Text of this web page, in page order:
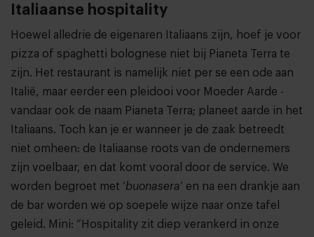
Italiaanse hospitality
Hoewel alledrie de eigenaren Italiaans zijn, hoef je voor
pizza of spaghetti bolognese niet bij Pianeta Terra te
zijn. Het restaurant is namelijk niet per se een ode aan
Italië, maar eerder een pleidooi voor Moeder Aarde -
vandaar ook de naam Pianeta Terra; planeet aarde in het
Italiaans. Toch kan je er wanneer je de zaak betreedt
niet omheen: de Italiaanse roots van de ondernemers
zijn voelbaar, en dat komt vooral door de service. We
worden begroet met ‘buonasera’ en na een drankje aan
de bar worden we op soepele wijze naar onze tafel
geleid. Mini: “Hospitality zit diep verankerd in onze